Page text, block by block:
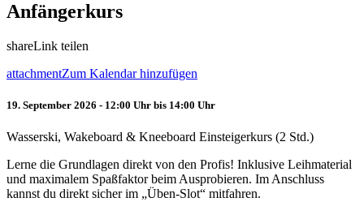
Anfängerkurs
shareLink teilen
attachmentZum Kalendar hinzufügen
19. September 2026 - 12:00 Uhr bis 14:00 Uhr
Wasserski, Wakeboard & Kneeboard Einsteigerkurs (2 Std.)
Lerne die Grundlagen direkt von den Profis! Inklusive Leihmaterial
und maximalem Spaßfaktor beim Ausprobieren. Im Anschluss
kannst du direkt sicher im „Üben-Slot“ mitfahren.